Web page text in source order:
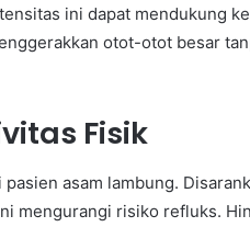
ini dapat mendukung
otot-otot besar
Fisik
asam lambung.
mengurangi risiko refluks.